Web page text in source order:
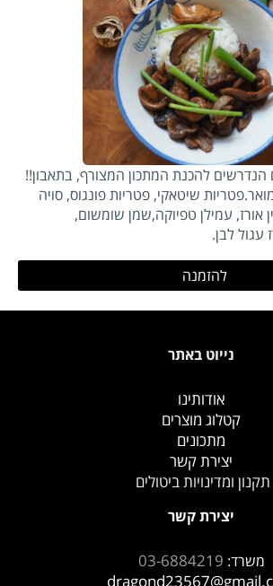
להכנת המתכון המצורף, בתאבון!!
שיטאקי, פטריות פונגוס, סויה
אורז, עמילן טפיוקה,שמן שומשום,
להזמנה
נייוט באתר
אודותינו
קטלוג מוצרים
מתכונים
יצירת קשר
תקנון ומדינויות ביטולים
יצירת קשר
משרד: 03-6884219